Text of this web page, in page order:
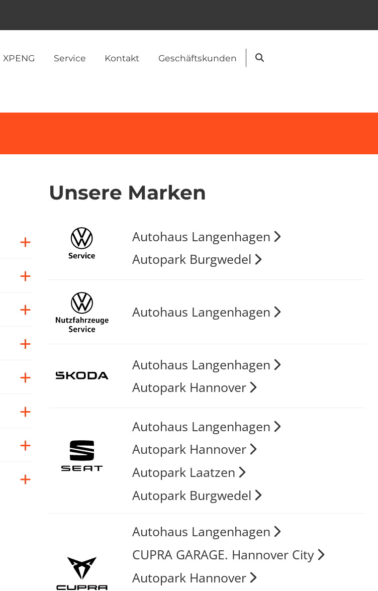
XPENG Service Kontakt Geschäftskunden Suche
Unsere Marken
Autohaus Langenhagen
Autopark Burgwedel
Autohaus Langenhagen
Autohaus Langenhagen
Autopark Hannover
Autohaus Langenhagen
Autopark Hannover
Autopark Laatzen
Autopark Burgwedel
Autohaus Langenhagen
CUPRA GARAGE. Hannover City
Autopark Hannover